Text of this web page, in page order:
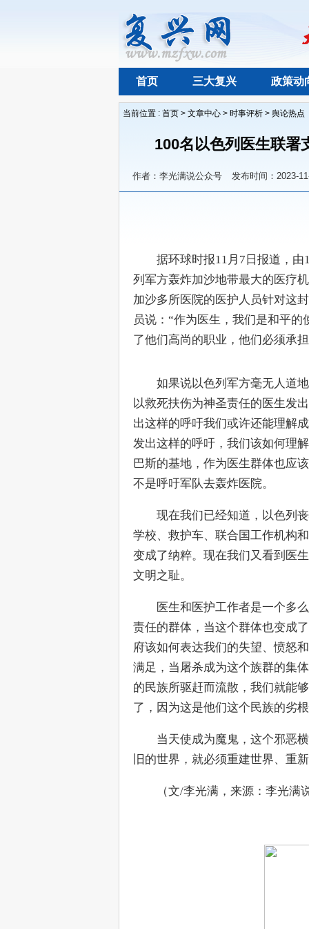
首页 三大复兴 政策动
当前位置 : 首页 > 文章中心 > 时事评析 > 舆论热点
100名以色列医生联署
作者：李光满说公众号 发布时间：2023-
据环球时报11月7日报道，由
列军方轰炸加沙地带最大的医疗
加沙多所医院的医护人员针对这
员说：“作为医生，我们是和平
了他们高尚的职业，他们必须承
如果说以色列军方毫无人道地
以救死扶伤为神圣责任的医生发
出这样的呼吁我们或许还能理解
发出这样的呼吁，我们该如何理
巴斯的基地，作为医生群体也应
不是呼吁军队去轰炸医院。
现在我们已经知道，以色列丧
学校、救护车、联合国工作机构
变成了纳粹。现在我们又看到医
文明之耻。
医生和医护工作者是一个多么
责任的群体，当这个群体也变成
府该如何表达我们的失望、愤怒
满足，当屠杀成为这个族群的集
的民族所驱赶而流散，我们就能
了，因为这是他们这个民族的劣
当天使成为魔鬼，这个邪恶横
旧的世界，就必须重建世界、重
（文/李光满，来源：李光满